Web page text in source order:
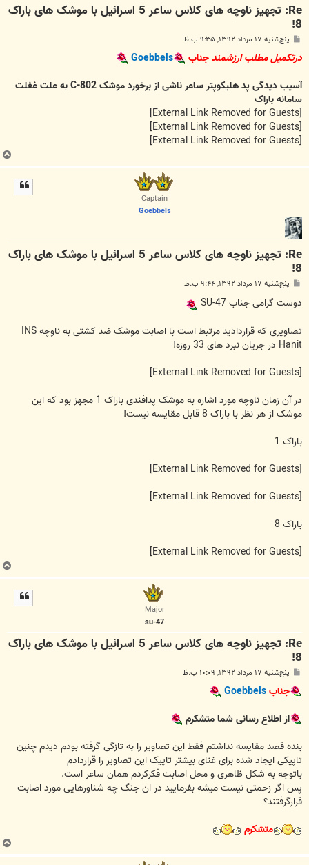
Re: تجهیز ناوچه های کلاس ساعر 5 اسرائیل با موشک های باراک
8!
س
ت
پنج‌شنبه ۱۷ مرداد ۱۳۹۲, ۹:۳۵ ب.ظ
درتکمیل مطلب ارزشمندجناب
Goebbels
آسیب دیدگی پد هلیکوپتر ساعر ناشی از برخورد موشک C-802 به علت غفلت
سامانه باراک
[External Link Removed for Guests]
[External Link Removed for Guests]
[External Link Removed for Guests]
Captain
Goebbels
Re: تجهیز ناوچه های کلاس ساعر 5 اسرائیل با موشک های باراک
8!
س
ت
پنج‌شنبه ۱۷ مرداد ۱۳۹۲, ۹:۴۴ ب.ظ
دوست گرامی جناب SU-47
تصاویری که قراردادید مرتبط است با اصابت موشک ضد کشتی به ناوچه INS
Hanit در جریان نبرد های 33 روزه!
[External Link Removed for Guests]
در آن زمان ناوچه مورد اشاره به موشک پدافندی باراک 1 مجهز بود که این
موشک از هر نظر با باراک 8 قابل مقایسه نیست!
باراک 1
[External Link Removed for Guests]
[External Link Removed for Guests]
باراک 8
[External Link Removed for Guests]
Major
su-47
Re: تجهیز ناوچه های کلاس ساعر 5 اسرائیل با موشک های باراک
8!
س
ت
پنج‌شنبه ۱۷ مرداد ۱۳۹۲, ۱۰:۰۹ ب.ظ
جنابGoebbels
از اطلاع رسانی شما متشکرم
بنده قصد مقایسه نداشتم فقط این تصاویر را به تازگی گرفته بودم دیدم چنین
تاپیکی ایجاد شده برای غنای بیشتر تاپیک این تصاویر را قراردادم
باتوجه به شکل ظاهری و محل اصابت فکرکردم همان ساعر است.
پس اگر زحمتی نیست میشه بفرمایید در ان جنگ چه شناورهایی مورد اصابت
قرارگرفتند؟
متشکرم